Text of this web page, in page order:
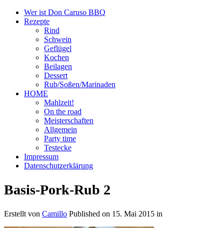
Wer ist Don Caruso BBQ
Rezepte
Rind
Schwein
Geflügel
Kochen
Beilagen
Dessert
Rub/Soßen/Marinaden
HOME
Mahlzeit!
On the road
Meisterschaften
Allgemein
Party time
Testecke
Impressum
Datenschutzerklärung
Basis-Pork-Rub 2
Erstellt von Camillo Published on 15. Mai 2015 in